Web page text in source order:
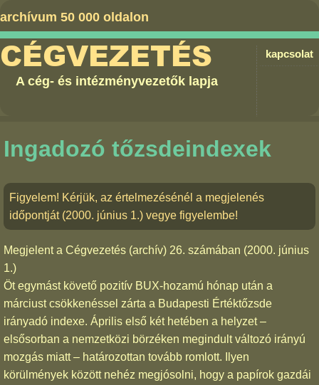
archívum 50 000 oldalon
kapcsolat
CÉGVEZETÉS
A cég- és intézményvezetők lapja
Ingadozó tőzsdeindexek
Figyelem! Kérjük, az értelmezésénél a megjelenés
időpontját (2000. június 1.) vegye figyelembe!
Megjelent a Cégvezetés (archív) 26. számában (2000. június
1.)
Öt egymást követő pozitív BUX-hozamú hónap után a
márciust csökkenéssel zárta a Budapesti Értéktőzsde
irányadó indexe. Április első két hetében a helyzet –
elsősorban a nemzetközi börzéken megindult változó irányú
mozgás miatt – határozottan tovább romlott. Ilyen
körülmények között nehéz megjósolni, hogy a papírok gazdái